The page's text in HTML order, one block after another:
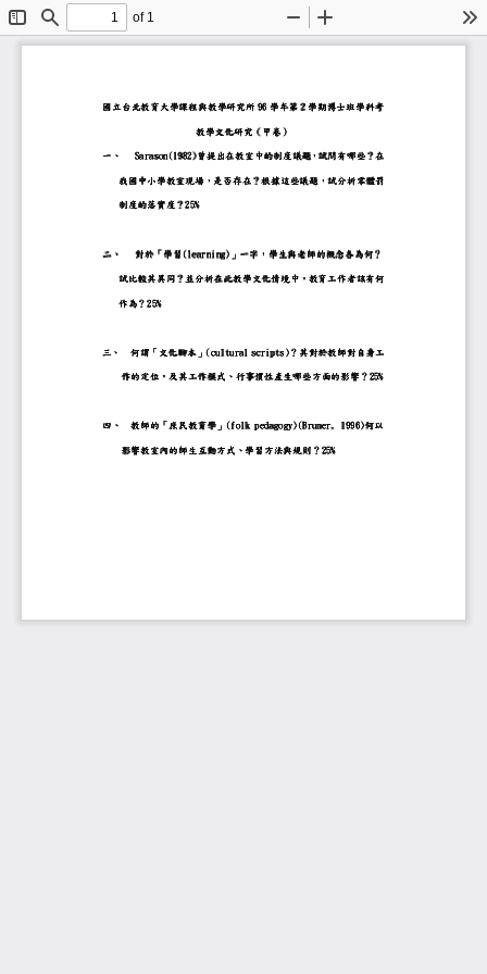
Toggle
Sidebar
Find
of 1
Zoom
Out
In
國立台北教育大學課程與教學研究所
國立台北教育大學課程與教學研究所
國立台北教育大學課程與教學研究所
國立台北教育大學課程與教學研究所 96
96
96
96 學年第
學年第
學年第
學年第 2
2
2
2 學期博士班學科考
學期博士班學科考
學期博士班學科考
學期博士班學科考
教學文化研究
教學文化研究
教學文化研究
教學文化研究（
（（（甲卷
甲卷
甲卷
甲卷）
））
）
一
一
一
一、
、、、 Sarason(1982)
Sarason(1982)
Sarason(1982)
Sarason(1982)曾提出在教室中的制度議題
曾提出在教室中的制度議題
曾提出在教室中的制度議題
曾提出在教室中的制度議題，
，
，
，試問有哪些
試問有哪些
試問有哪些
試問有哪些？
？
？
？在
在
在
在
我國中小學教室現場
我國中小學教室現場
我國中小學教室現場
我國中小學教室現場，
，
，
，是否存在
是否存在
是否存在
是否存在？
？
？
？根據這些議題
根據這些議題
根據這些議題
根據這些議題，
，
，
，試分析零體罰
試分析零體罰
試分析零體罰
試分析零體罰
制度的落實度
制度的落實度
制度的落實度
制度的落實度？
？
？
？25%
25%
25%
25%
二
二
二
二、
、
、
、 對於
對於
對於
對於「
「
「
「學習
學習
學習
學習(learning)
(learning)
(learning)
(learning)」
」」」一字
一字
一字
一字，
，
，
，學生與老師的概念各為何
學生與老師的概念各為何
學生與老師的概念各為何
學生與老師的概念各為何？
？
？
？
試比較其異同
試比較其異同
試比較其異同
試比較其異同？
？
？
？並分析在此教學文化情境中
並分析在此教學文化情境中
並分析在此教學文化情境中
並分析在此教學文化情境中，
，
，
，教育工作者該有何
教育工作者該有何
教育工作者該有何
教育工作者該有何
作為
作為
作為
作為？
？
？
？25%
25%
25%
25%
三
三
三
三、
、
、
、 何謂
何謂
何謂
何謂「
「「
「文化腳本
文化腳本
文化腳本
文化腳本」
」
」
」(cultural scripts)
(cultural scripts)
(cultural scripts)
(cultural scripts)？
？
？
？其對於教師對自身工
其對於教師對自身工
其對於教師對自身工
其對於教師對自身工
作的定位
作的定位
作的定位
作的定位，
，
，
，及其工作模式
及其工作模式
及其工作模式
及其工作模式、
、、
、行事慣性產生哪些方面的影響
行事慣性產生哪些方面的影響
行事慣性產生哪些方面的影響
行事慣性產生哪些方面的影響？
？
？
？25
25
25
25%
%
%
%
四
四
四
四、
、、、 教師的
教師的
教師的
教師的「
「「「庶民教育學
庶民教育學
庶民教育學
庶民教育學」
」
」
」(folk pedagogy)(Bruner, 1996)
(folk pedagogy)(Bruner, 1996)
(folk pedagogy)(Bruner, 1996)
(folk pedagogy)(Bruner, 1996)何
何以
何以
何以
影響教室內的師生互動方式
影響教室內的師生互動方式
影響教室內的師生互動方式
影響教室內的師生互動方式、
、
、
、學習方法與規則
學習方法與規則
學習方法與規則
學習方法與規則？
？
？
？25%
25%
25%
25%